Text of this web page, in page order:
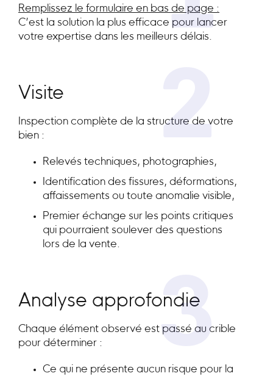
Remplissez le formulaire en bas de page :
C’est la solution la plus efficace pour lancer
votre expertise dans les meilleurs délais.
2
Visite
Inspection complète de la structure de votre
bien :
Relevés techniques, photographies,
Identification des fissures, déformations,
affaissements ou toute anomalie visible,
Premier échange sur les points critiques
qui pourraient soulever des questions
lors de la vente.
3
Analyse approfondie
Chaque élément observé est passé au crible
pour déterminer :
Ce qui ne présente aucun risque pour la